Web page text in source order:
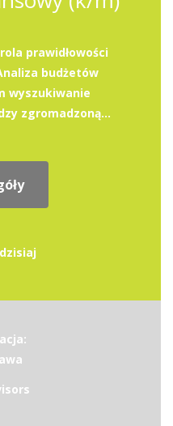
prawidłowości
budżetów
wyszukiwanie
zgromadzoną...